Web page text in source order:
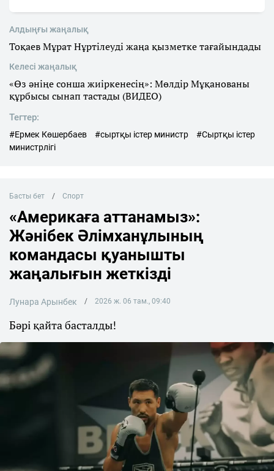
Алдыңғы жаңалық
Тоқаев Мұрат Нұртілеуді жаңа қызметке тағайындады
Келесі жаңалық
«Өз әніңе сонша жиіркенесің»: Мөлдір Мұқанованы
құрбысы сынап тастады (ВИДЕО)
Тегтер:
#Ермек Көшербаев #сыртқы істер министр
#Сыртқы істер
министрлігі
Басты бет Спорт
«Америкаға аттанамыз»:
Жәнібек Әлімханұлының
командасы қуанышты
жаңалығын жеткізді
Лунара Арынбек 2026 ж. 06 там., 09:40
Бәрі қайта басталды!